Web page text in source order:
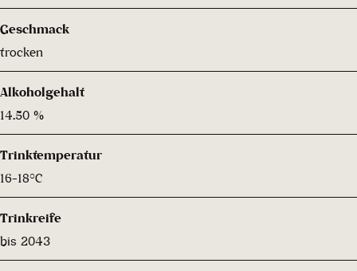
Geschmack
trocken
Alkoholgehalt
14.50 %
Trinktemperatur
16-18°C
Trinkreife
bis 2043